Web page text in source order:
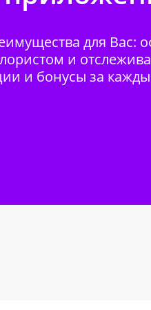
для Вас:
и
и бонусы за